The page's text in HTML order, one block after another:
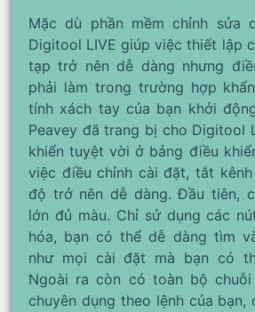
Mặc dù phần mềm chỉnh sửa
Digitool LIVE giúp việc thiết lập
tạp trở nên dễ dàng nhưng
phải làm trong trường hợp
tính xách tay của bạn khởi
Peavey đã trang bị cho Digitool
khiển tuyệt vời ở bảng điều
việc điều chỉnh cài đặt, tắt
độ trở nên dễ dàng. Đầu tiên,
lớn đủ màu. Chỉ sử dụng các
hóa, bạn có thể dễ dàng tìm
như mọi cài đặt mà bạn có
Ngoài ra còn có toàn bộ
chuyên dụng theo lệnh của bạn,